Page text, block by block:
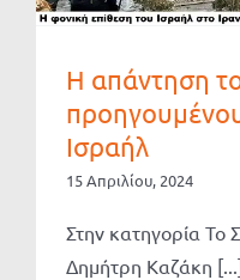
Η απάντηση
Ισραήλ
15 Απριλίου, 2024
Στην κατηγορία Το
Δημήτρη Καζάκη